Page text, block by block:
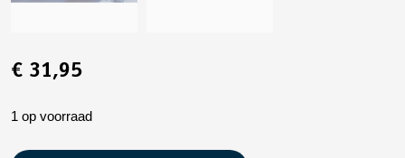
€ 31,95
1 op voorraad